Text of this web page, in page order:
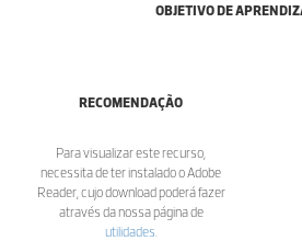
OBJETIVO DE
RECOMENDAÇÃO
Para visualizar este recurso,
necessita de ter instalado o Adobe
Reader, cujo download poderá fazer
através da nossa página de
utilidades